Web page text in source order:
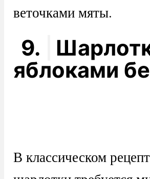
веточками мяты.
9.
яблоками
В классическом